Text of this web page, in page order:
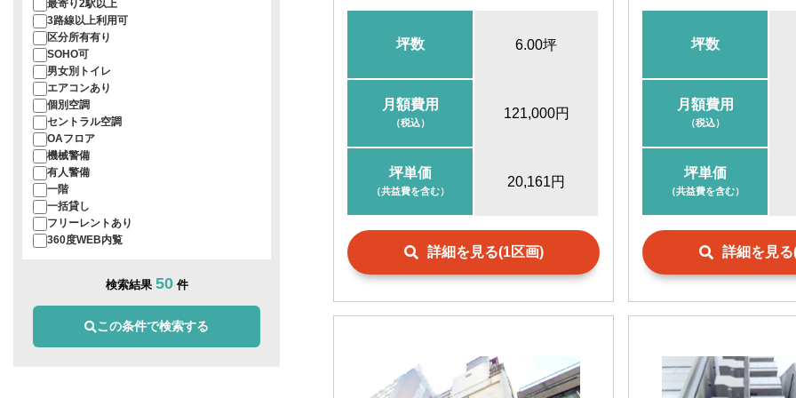
最寄り2駅以上
3路線以上利用可
区分所有有り
SOHO可
男女別トイレ
エアコンあり
個別空調
セントラル空調
OAフロア
機械警備
有人警備
一階
一括貸し
フリーレントあり
360度WEB内覧
検索結果 50件
この条件で検索する
京橋駅
坪数 6.00坪
月額費用
（税込）
121,000円
坪単価
（共益費を含む）
20,161円
詳細を見る(1区画)
銀座一丁目駅
坪数
月額費用
（税込）
坪単価
（共益費を含む）
詳細を見